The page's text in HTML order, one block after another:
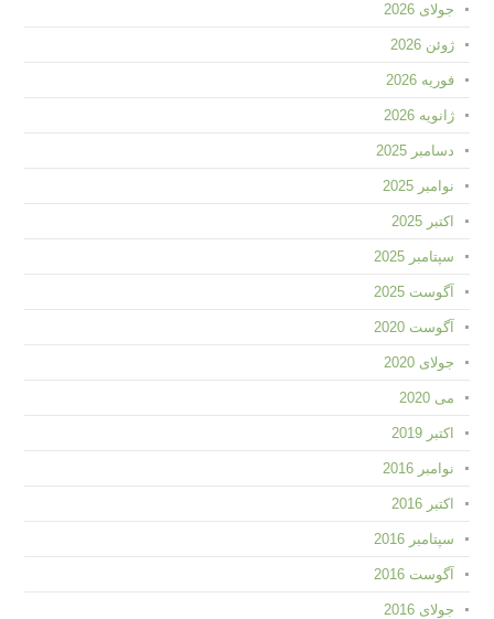
جولای 2026
ژوئن 2026
فوریه 2026
ژانویه 2026
دسامبر 2025
نوامبر 2025
اکتبر 2025
سپتامبر 2025
آگوست 2025
آگوست 2020
جولای 2020
می 2020
اکتبر 2019
نوامبر 2016
اکتبر 2016
سپتامبر 2016
آگوست 2016
جولای 2016